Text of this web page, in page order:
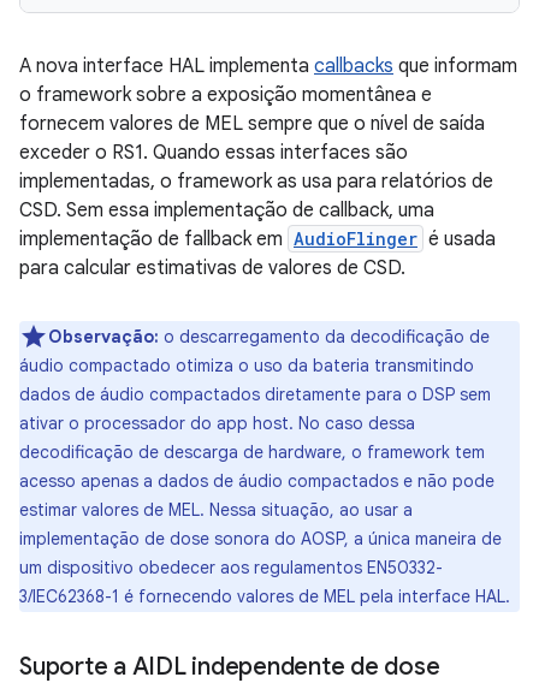
A nova interface HAL implementa callbacks que informam
o framework sobre a exposição momentânea e
fornecem valores de MEL sempre que o nível de saída
exceder o RS1. Quando essas interfaces são
implementadas, o framework as usa para relatórios de
CSD. Sem essa implementação de callback, uma
implementação de fallback em AudioFlinger é usada
para calcular estimativas de valores de CSD.
Observação: o descarregamento da decodificação de
áudio compactado otimiza o uso da bateria transmitindo
dados de áudio compactados diretamente para o DSP sem
ativar o processador do app host. No caso dessa
decodificação de descarga de hardware, o framework tem
acesso apenas a dados de áudio compactados e não pode
estimar valores de MEL. Nessa situação, ao usar a
implementação de dose sonora do AOSP, a única maneira de
um dispositivo obedecer aos regulamentos EN50332-
3/IEC62368-1 é fornecendo valores de MEL pela interface HAL.
Suporte a AIDL independente de dose